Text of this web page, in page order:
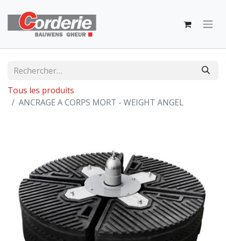
Tous les produits
ANCRAGE A CORPS MORT - WEIGHT ANGEL